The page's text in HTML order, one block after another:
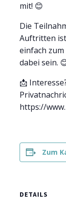
mit! 😊
Die
Auftritten
einfach
dabei sein.
📩
https://
Zum
DETAILS